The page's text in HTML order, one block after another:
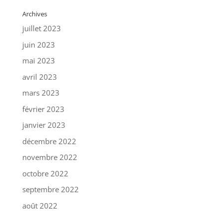
Archives
juillet 2023
juin 2023
mai 2023
avril 2023
mars 2023
février 2023
janvier 2023
décembre 2022
novembre 2022
octobre 2022
septembre 2022
août 2022